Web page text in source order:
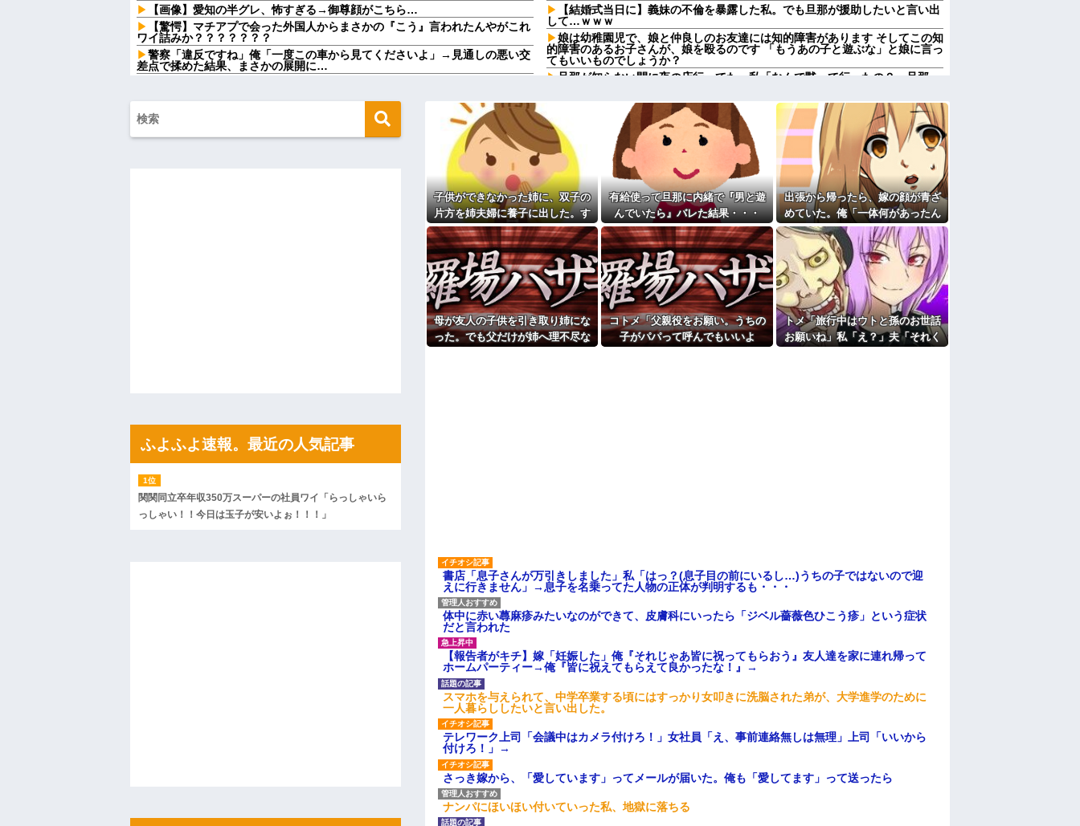
【画像】愛知の半グレ、怖すぎる→御尊顔がこちら…
【驚愕】マチアプで会った外国人からまさかの『こう』言われたんやがこれ
ワイ詰みか？？？？？？？
警察「違反ですね」俺「一度この車から見てくださいよ」→見通しの悪い交
差点で揉めた結果、まさかの展開に…
アラフィフ正社員の男性が若い20代の可愛い女の子以外には挨拶をしない
私「もう離婚したい」夫「お前は一生俺のために生きろ」→話し合いになる
はずが恐ろしい要求を突き付けられて…
私「毎日何をしてるんですか？」同室の女性「実はね…」→カーテン越しに
休日に甥っ子をアポなし託児を押し付けてきた兄嫁！「テレビでも見せとい
てw」と言うので『Gガンダム』を一気見させた結果……甥っ子が重度の中二
彼氏が『この車』買おうとして私とケンカになってるんだけどｗｗｗｗｗｗ
【うわぁ】 都営団地住み、年収10万円上げると「大変なこと」になるｗｗ
ハードオフに売っていた4万4000円のフィギュアがヤバすぎるｗｗｗｗｗｗ
私「ちょっと、人の家の金庫触らないでよ！」キチママ『そこに金庫があっ
たから、開けてみようとしただけ☆』義兄「泥は出てけ！二度と来るな！」結
私「初めて飲む味だけどなんのお茶？」彼「ちっ！」私「」
ｗｗｗｗｗｗｗｗｗｗ
【愕然】白のクラウン俺氏、高速道路左車線を制限速度で走った結果
wwwwwwwwwwww
【悲報】佐藤輝明・・・２軍でも盛大にやらかす←あまり悲しませないでく
れ
【結婚式当日に】義妹の不倫を暴露した私。でも旦那が援助したいと言い出
して…ｗｗｗ
娘は幼稚園児で、娘と仲良しのお友達には知的障害があります そしてこの知
的障害のあるお子さんが、娘を殴るのです 「もうあの子と遊ぶな」と娘に言っ
てもいいものでしょうか？
旦那が知らない間に夜の店行ってた。私「なんで黙って行ったの？」旦那
彼の母親と初めて食事した時に彼母が「私ちゃんは結婚したら仕事辞める予
定なんですってね」と言ってきた
【画像】福原遥さん、意外とあるｗ他
「今思えばなんであんなに夢中になったんやろ…」と思うコンテンツ
【画像】思わず保存したくなる「笑える画像・最高な画像」貼っていけｗｗ
ｗｗｗ
【修羅場】不妊と判明した夫、前妻の娘に「実の子じゃない！」と訴えた結
果ｗｗｗｗ
33歳くらいから太ったせいか加齢で＊が緩んだのかチョビッと漏れるように
なった
相手がどんなパイプ持っているかも知れないのに…
高校３年生の女です。家が嫌いすぎて家を出て現在養護施設で暮らしていま
す
主な税金の成り立ちを調べてみたよ
子供ができなかった姉に、双子の
片方を姉夫婦に養子に出した。す
ると、養子に出した子がすごく礼
儀正しくてビックリ
有給使って旦那に内緒で『男と遊
んでいたら』バレた結果・・・
出張から帰ったら、嫁の顔が青ざ
めていた。俺「一体何があったん
だ？」嫁「…」→子供たちに話を
聞くと…
母が友人の子供を引き取り姉にな
った。でも父だけが姉へ理不尽な
コトメ「父親役をお願い。うちの
子がパパって呼んでもいいよ
トメ「旅行中はウトと孫のお世話
お願いね」私「え？」夫「それく
書店「息子さんが万引きしました」私「はっ？(息子目の前にいるし…)うちの子ではないので迎
えに行きません」→息子を名乗ってた人物の正体が判明するも・・・
体中に赤い蕁麻疹みたいなのができて、皮膚科にいったら「ジベル薔薇色ひこう疹」という症状
だと言われた
【報告者がキチ】嫁「妊娠した」俺『それじゃあ皆に祝ってもらおう』友人達を家に連れ帰って
ホームパーティー→俺『皆に祝えてもらえて良かったな！』→
スマホを与えられて、中学卒業する頃にはすっかり女叩きに洗脳された弟が、大学進学のために
一人暮らししたいと言い出した。
テレワーク上司「会議中はカメラ付けろ！」女社員「え、事前連絡無しは無理」上司「いいから
付けろ！」→
さっき嫁から、「愛しています」ってメールが届いた。俺も「愛してます」って送ったら
ナンパにほいほい付いていった私、地獄に落ちる
ふよふよ速報。最近の人気記事
関関同立卒年収350万スーパーの社員ワイ「らっしゃいら
っしゃい！！今日は玉子が安いよぉ！！！」